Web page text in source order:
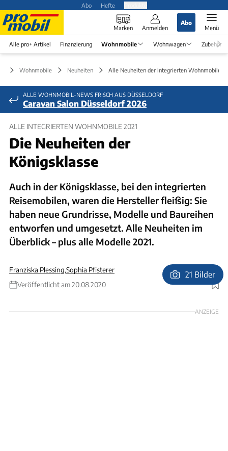
Abo Hefte
Marken Anmelden
Abo
Menü
Alle pro+ Artikel Finanzierung Wohnmobile Wohnwagen Zubehör
Wohnmobile Neuheiten Alle Neuheiten der integrierten Wohnmobile
ALLE WOHNMOBIL-NEWS FRISCH AUS DÜSSELDORF
Caravan Salon Düsseldorf 2026
ALLE INTEGRIERTEN WOHNMOBILE 2021
Die Neuheiten der
Königsklasse
Auch in der Königsklasse, bei den integrierten
Reisemobilen, waren die Hersteller fleißig: Sie
haben neue Grundrisse, Modelle und Baureihen
entworfen und umgesetzt. Alle Neuheiten im
Überblick – plus alle Modelle 2021.
Franziska Plessing,Sophia Pfisterer
Veröffentlicht am 20.08.2020
Foto: Carthago
21 Bilder
ANZEIGE